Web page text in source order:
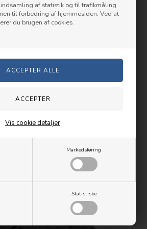
af statistik og til trafikmåling.
til forbedring af hjemmesiden. Ved at
du brugen af cookies.
Markedsføring
Statistiske
Vis cookie detaljer